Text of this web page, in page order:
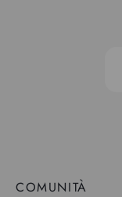
COMUNITÀ